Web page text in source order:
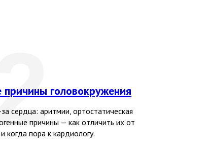
причины головокружения
сердца: аритмии, ортостатическая
причины — как отличить их от
когда пора к кардиологу.